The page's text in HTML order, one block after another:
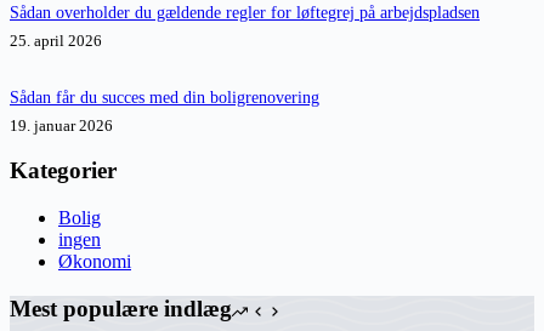
Sådan overholder du gældende regler for løftegrej på arbejdspladsen
25. april 2026
Sådan får du succes med din boligrenovering
19. januar 2026
Kategorier
Bolig
ingen
Økonomi
Mest populære indlæg